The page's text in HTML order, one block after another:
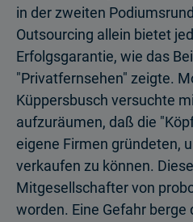
in der zweiten
Outsourcing allein bietet
Erfolgsgarantie, wie das
"Privatfernsehen" zeigte.
Küppersbusch versuchte
aufzuräumen, daß die
eigene Firmen gründeten,
verkaufen zu können.
Mitgesellschafter von
worden. Eine Gefahr berge